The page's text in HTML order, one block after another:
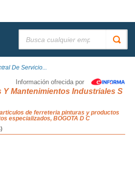
De Servicio...
Información ofrecida por
Y Mantenimientos Industriales S
de ferreteria pinturas y productos
especializados, BOGOTA D C